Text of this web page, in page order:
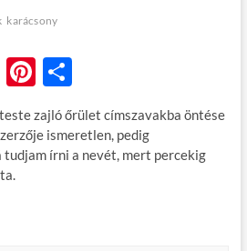
karácsony
u
Pi
nt
er
es
O
ss
za
m
zajló őrület címszavakba öntése
ismeretlen, pedig
tudjam írni a nevét, mert percekig